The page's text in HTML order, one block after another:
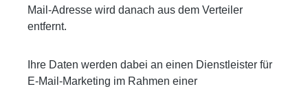
Mail-Adresse wird danach aus dem Verteiler
entfernt.
Ihre Daten werden dabei an einen Dienstleister für
E-Mail-Marketing im Rahmen einer